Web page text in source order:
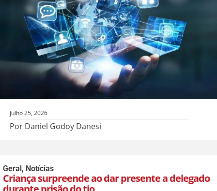
julho 25, 2026
Por Daniel Godoy Danesi
Geral, Notícias
Criança surpreende ao dar presente a delegado